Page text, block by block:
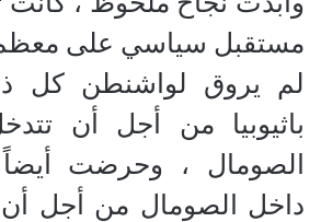
مستقبل سياسي على معظم
لم يروق لواشنطن كل
باثيوبيا من أجل أن
الصومال ، وحرضت
داخل الصومال من أجل أن